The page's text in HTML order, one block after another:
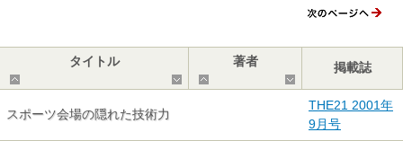
タイトル
著者
掲載誌
スポーツ会場の隠れた技術力
THE21 2001年
9月号